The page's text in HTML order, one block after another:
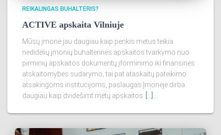
REIKALINGAS BUHALTERIS?
ACTIVE apskaita Vilniuje
Mūsų įmonė jau daugiau kaip penkis metus teikia
nedidelių įmonių buhalterinės apskaitos tvarkymo nuo
pirminių apskaitos dokumentų įforminimo iki finansinės
atskaitomybės sudarymo, tai pat ataskaitų pateikimo
atsakingoms institucijoms, paslaugas.Įmonėje dirba
daugiau kaip dvidešimt metų apskaitos